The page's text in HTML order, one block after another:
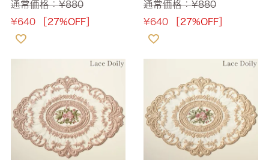
通常価格：¥880
¥640 ［27%OFF］
通常価格：¥880
¥640 ［27%OFF］